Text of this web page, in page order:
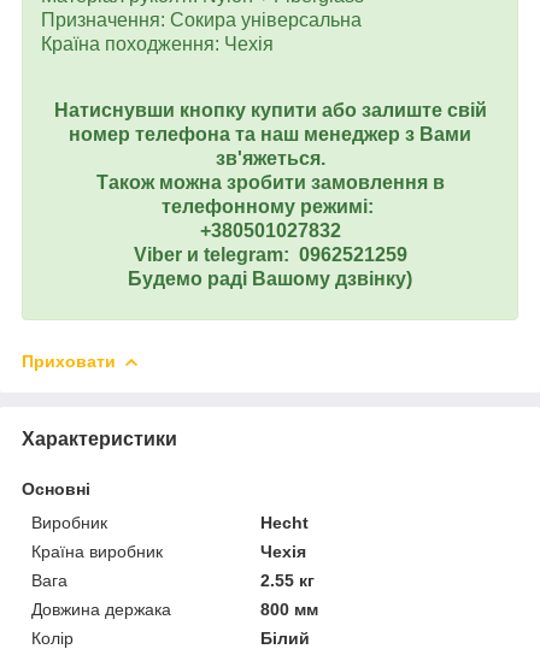
Призначення: Сокира універсальна
Країна походження: Чехія
Натиснувши кнопку купити або залиште свій
номер телефона та наш менеджер з Вами
зв'яжеться.
Також можна зробити замовлення в
телефонному режимі:
+380501027832
Viber и telegram: 0962521259
Будемо раді Вашому дзвінку)
Приховати
Характеристики
Основні
Виробник
Hecht
Країна виробник
Чехія
Вага
2.55 кг
Довжина держака
800 мм
Колір
Білий